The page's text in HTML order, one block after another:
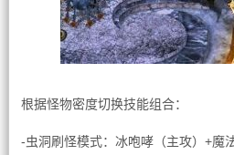
根据怪物密度切换技能组合：
-虫洞刷怪模式：冰咆哮（主攻）+魔